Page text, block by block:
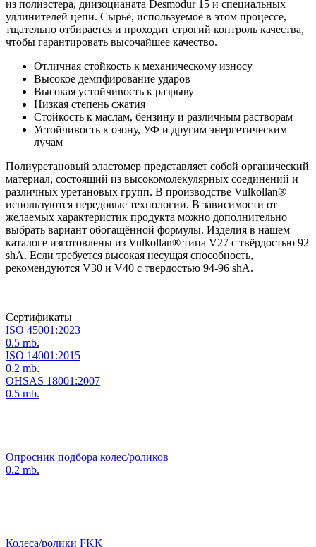
из полиэстера, диизоцианата Desmodur 15 и специальных
удлинителей цепи. Сырьё, используемое в этом процессе,
тщательно отбирается и проходит строгий контроль качества,
чтобы гарантировать высочайшее качество.
Отличная стойкость к механическому износу
Высокое демпфирование ударов
Высокая устойчивость к разрыву
Низкая степень сжатия
Стойкость к маслам, бензину и различным растворам
Устойчивость к озону, УФ и другим энергетическим
лучам
Полиуретановый эластомер представляет собой органический
материал, состоящий из высокомолекулярных соединений и
различных уретановых групп. В производстве Vulkollan®
используются передовые технологии. В зависимости от
желаемых характеристик продукта можно дополнительно
выбрать вариант обогащённой формулы. Изделия в нашем
каталоге изготовлены из Vulkollan® типа V27 с твёрдостью 92
shA. Если требуется высокая несущая способность,
рекомендуются V30 и V40 с твёрдостью 94-96 shA.
Сертификаты
ISO 45001:2023
0.5 mb.
ISO 14001:2015
0.2 mb.
OHSAS 18001:2007
0.5 mb.
Опросник подбора колес/роликов
0.2 mb.
Колеса/ролики FKK